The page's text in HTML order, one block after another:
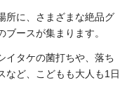
所に、さまざまな絶品グ
ースが集まります。
イタケの菌打ちや、落ち
など、こどもも大人も1日